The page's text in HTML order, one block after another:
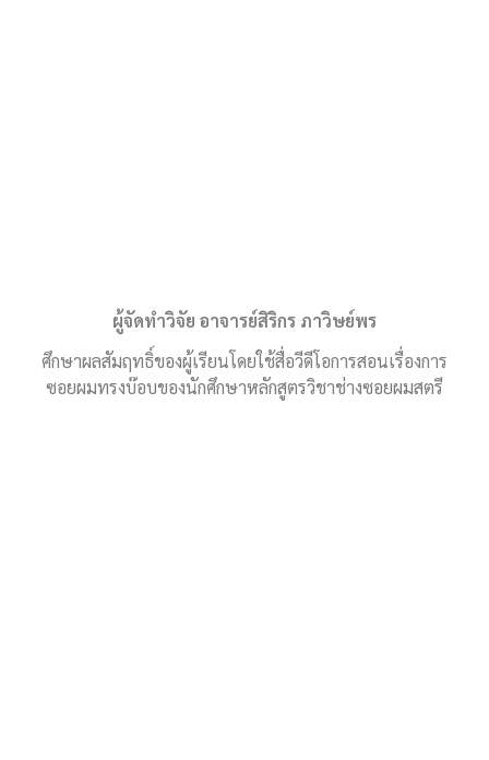
ผู้จัดทำวิจัย อาจารย์สิริกร ภาวิษย์พร
ศึกษาผลสัมฤทธิ์ของผู้เรียนโดยใช้สื่อวีดีโอการสอนเรื่องการ
ซอยผมทรงบ๊อบของนักศึกษาหลักสูตรวิชาช่างซอยผมสตรี